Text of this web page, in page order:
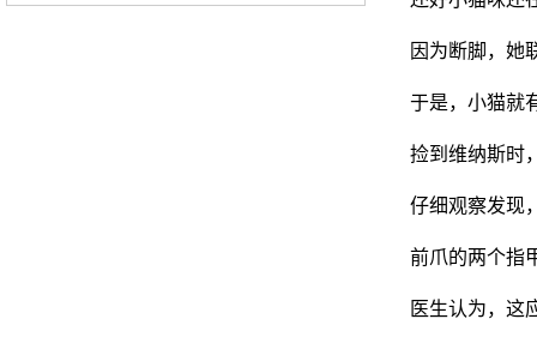
因为断脚，她
于是，小猫就
捡到维纳斯时
仔细观察发现
前爪的两个指
医生认为，这